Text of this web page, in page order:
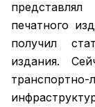
печатного
получил
издания.